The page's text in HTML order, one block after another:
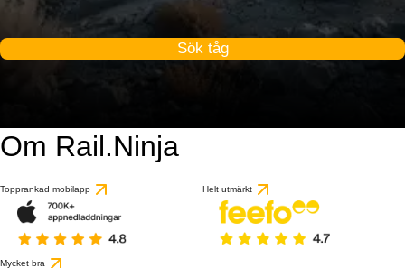
Sök tåg
Om Rail.Ninja
Topprankad mobilapp Helt utmärkt
Mycket bra